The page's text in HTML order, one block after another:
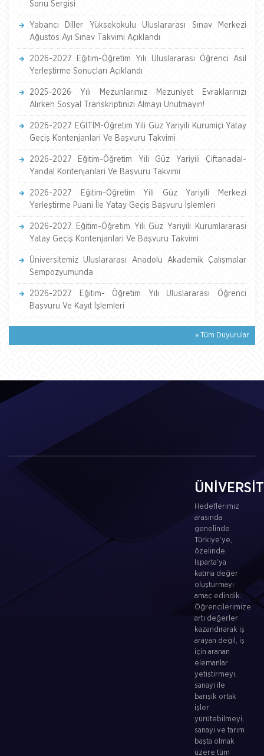
Sonu Sergisi
Yabancı Diller Yüksekokulu Uluslararası Sınav Merkezi
Ağustos Ayı Sınav Takvimi Açıklandı
2026-2027 Eğitim-Öğretim Yılı Uluslararası Öğrenci Asil
Yerleştirme Sonuçları Açıklandı
2025-2026 Yılı Mezunlarımız Mezuniyet Evraklarınızı
Alırken Sosyal Transkriptinizi Almayı Unutmayın!
2026-2027 EĞİTİM-Öğretim Yili Güz Yariyili Kurumiçi Yatay
Geçiş Kontenjanlari Ve Başvuru Takvimi
2026-2027 Eğitim-Öğretim Yili Güz Yariyili Çiftanadal-
Yandal Kontenjanlari Ve Başvuru Takvimi
2026-2027 Eğitim-Öğretim Yili Güz Yariyili Merkezi
Yerleştirme Puani İle Yatay Geçiş Başvuru İşlemleri
2026-2027 Eğitim-Öğretim Yili Güz Yariyili Kurumlararasi
Yatay Geçiş Kontenjanlari Ve Başvuru Takvimi
Üniversitemiz Uluslararası Anadolu Akademik Çalışmalar
Sempozyumunda
2026-2027 Eğitim- Öğretim Yılı Uluslararası Öğrenci
Başvuru Ve Kayıt İşlemleri
» Tüm Duyurular
Hedeflerimiz
arasında
genelinde
Türkiye’ye,
özelinde
Isparta’ya
katma değer
oluşturmayı
amaç edindik.
Öğrencilerimize
artı değerler
kazandırarak iş
arayan değil, iş
için aranan
elemanlar
yetiştirmeyi,
sanayi ile
barışık ortak
işler
yürütebilmeyi,
sanayi ve tarım
başta olmak
üzere tüm